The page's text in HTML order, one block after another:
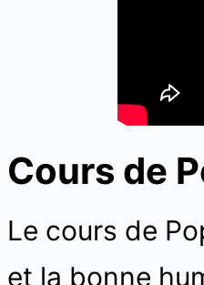
Cours de
Le cours de
et la bonne